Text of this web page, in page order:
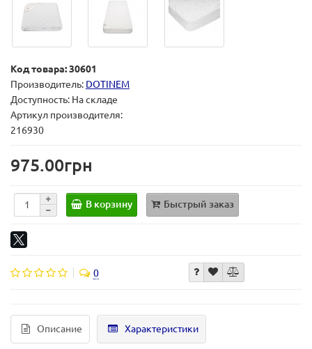
Код товара: 30601
Производитель: DOTINEM
Доступность: На складе
Артикул производителя:
216930
975.00грн
В корзину Быстрый заказ
0
Описание Характеристики